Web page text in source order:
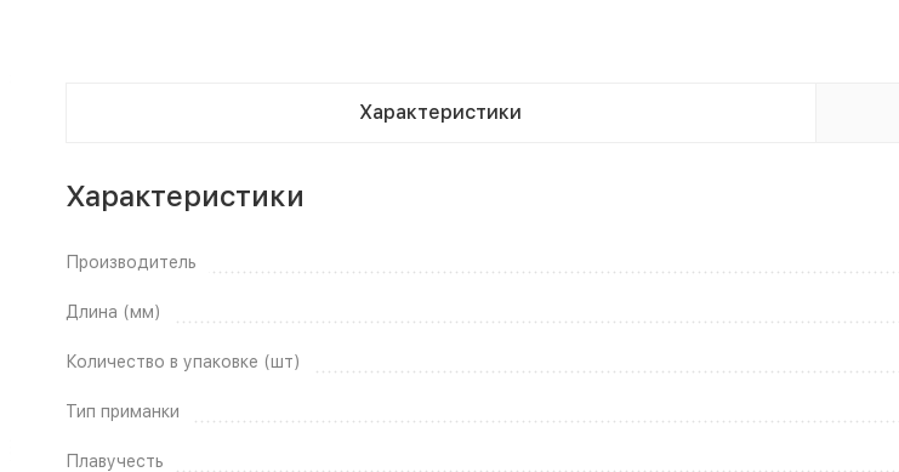
Характеристики
Характеристики
Производитель
Длина (мм)
Количество в упаковке (шт)
Тип приманки
Плавучесть